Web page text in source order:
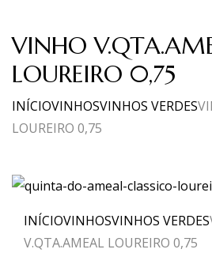
VINHO
LOUREIRO 0,75
INÍCIOVINHOSVINHOS VERDES
LOUREIRO 0,75
INÍCIOVINHOSVINHOS VERDES
V.QTA.AMEAL LOUREIRO 0,75